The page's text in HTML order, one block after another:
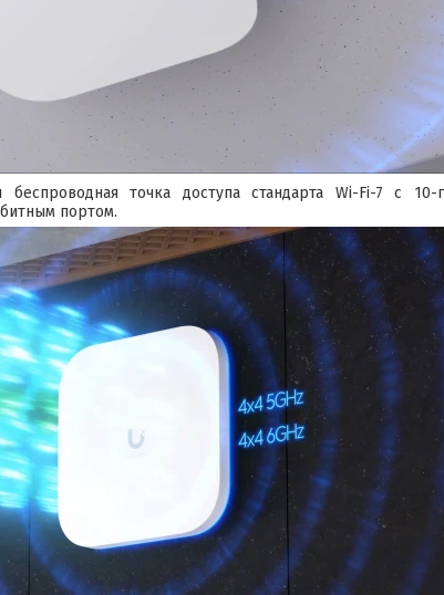
точка доступа стандарта Wi-Fi-7 с 10-
портом.